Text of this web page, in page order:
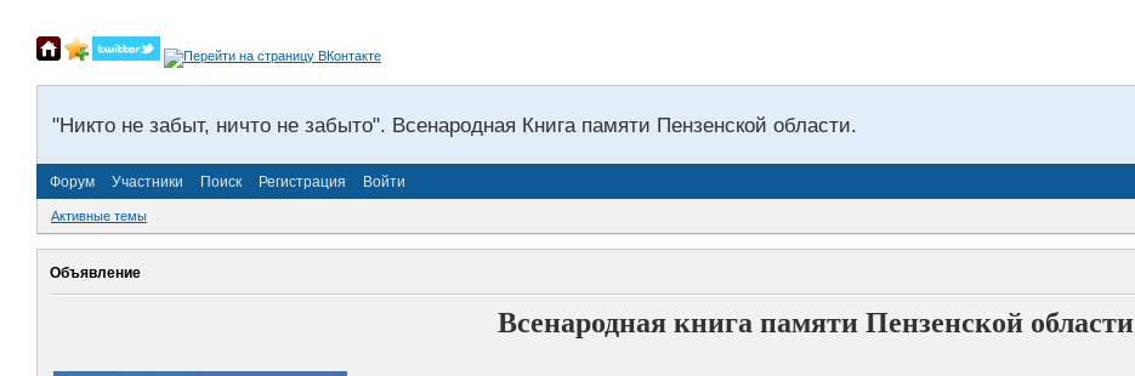
"Никто не забыт, ничто не забыто". Всенародная Книга памяти Пензенской области.
Форум Участники Поиск Регистрация Войти
Активные темы
Объявление
Всенародная книга памяти Пензенской области